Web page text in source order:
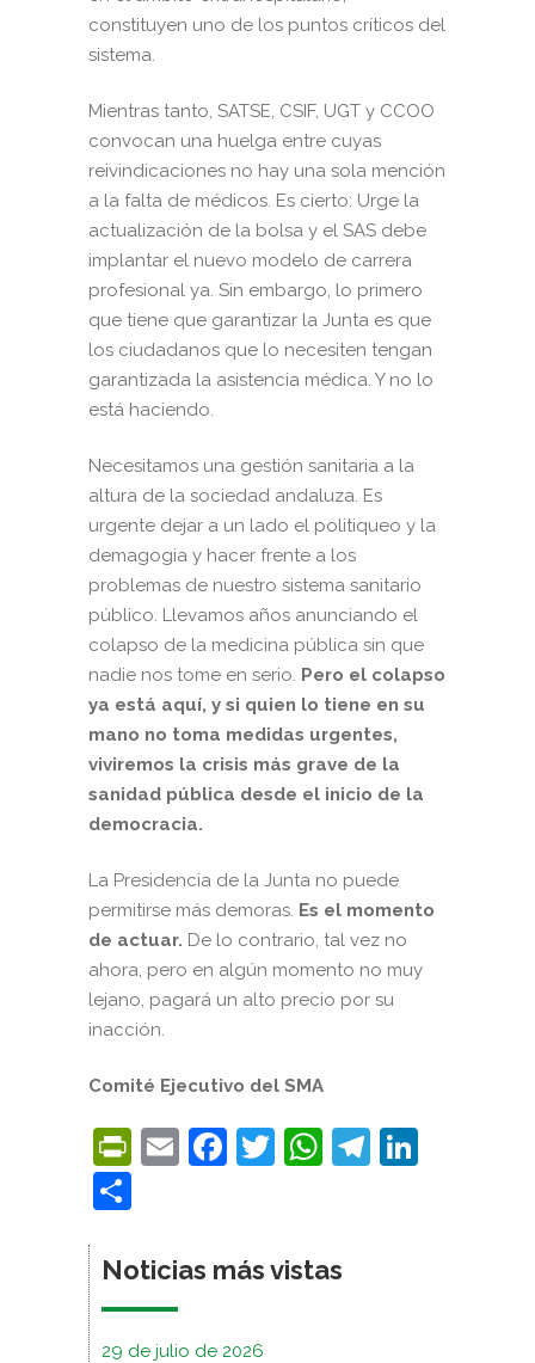
constituyen uno de los puntos críticos del
sistema.
Mientras tanto, SATSE, CSIF, UGT y CCOO
convocan una huelga entre cuyas
reivindicaciones no hay una sola mención
a la falta de médicos. Es cierto: Urge la
actualización de la bolsa y el SAS debe
implantar el nuevo modelo de carrera
profesional ya. Sin embargo, lo primero
que tiene que garantizar la Junta es que
los ciudadanos que lo necesiten tengan
garantizada la asistencia médica. Y no lo
está haciendo.
Necesitamos una gestión sanitaria a la
altura de la sociedad andaluza. Es
urgente dejar a un lado el politiqueo y la
demagogia y hacer frente a los
problemas de nuestro sistema sanitario
público. Llevamos años anunciando el
colapso de la medicina pública sin que
nadie nos tome en serio. Pero el colapso
ya está aquí, y si quien lo tiene en su
mano no toma medidas urgentes,
viviremos la crisis más grave de la
sanidad pública desde el inicio de la
democracia.
La Presidencia de la Junta no puede
permitirse más demoras. Es el momento
de actuar. De lo contrario, tal vez no
ahora, pero en algún momento no muy
lejano, pagará un alto precio por su
inacción.
Comité Ejecutivo del SMA
PrintFriendly
EmailFacebook
Twitter
WhatsApp
Noticias más vistas
29 de julio de 2026